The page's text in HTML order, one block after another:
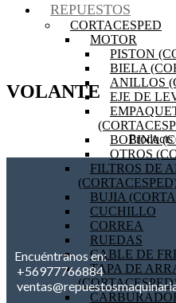
REPUESTOS
CORTACESPED
MOTOR
PISTON
BIELA
ANILLOS
EJE DE
BOBINA
OTROS
FILTROS DE
BUJIA
CUCHILLO
CORREA
RUEDAS
CABLE DE
TAPA DE
VOLANTE
Encuéntranos en:
+56977766884